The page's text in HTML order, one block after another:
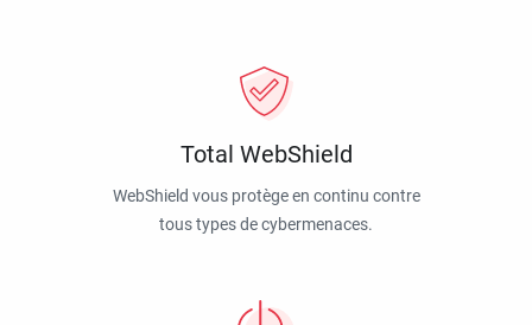
Total WebShield
WebShield vous protège en continu contre
tous types de cybermenaces.